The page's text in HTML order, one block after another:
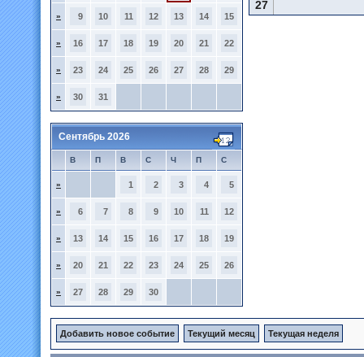
» 9 10 11 12 13 14 15
» 16 17 18 19 20 21 22
» 23 24 25 26 27 28 29
» 30 31
Сентябрь 2026
В П В С Ч П С
» 1 2 3 4 5
» 6 7 8 9 10 11 12
» 13 14 15 16 17 18 19
» 20 21 22 23 24 25 26
» 27 28 29 30
27
Добавить новое событие Текущий месяц Текущая неделя